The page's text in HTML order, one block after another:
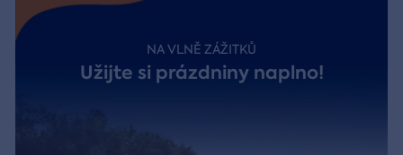
NA VLNĚ ZÁŽITKŮ
Užijte si prázdniny naplno!